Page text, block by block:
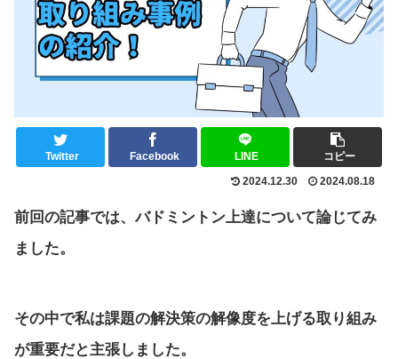
Twitter Facebook LINE
コピー
2024.12.30
2024.08.18
前回の記事では、バドミントン上達について論じてみ
ました。
その中で私は課題の解決策の解像度を上げる取り組み
が重要だと主張しました。